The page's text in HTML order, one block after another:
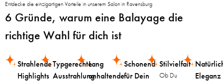
Entdecke die einzigartigen Vorteile in unserem Salon in Ravensburg
6 Gründe, warum eine Balayage die
richtige Wahl für dich ist
Strahlende
Highlights
Typgerechte
Ausstrahlung
Lang
anhaltende
Schonend
für Dein
Stilvielfalt
Ob Du
Eleganz